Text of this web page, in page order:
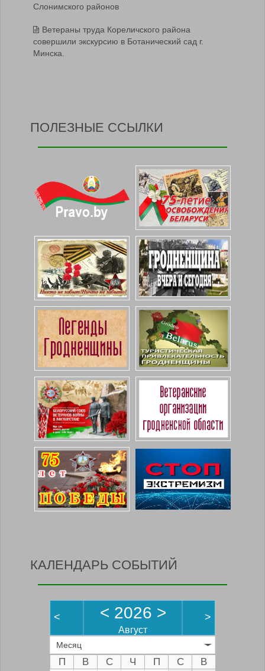
Слонимского районов
Ветераны труда Кореличского района
совершили экскурсию в Ботанический сад г.
Минска.
ПОЛЕЗНЫЕ ССЫЛКИ
КАЛЕНДАРЬ СОБЫТИЙ
< < 2026 >
Август
>
Месяц
П В С Ч П С
В